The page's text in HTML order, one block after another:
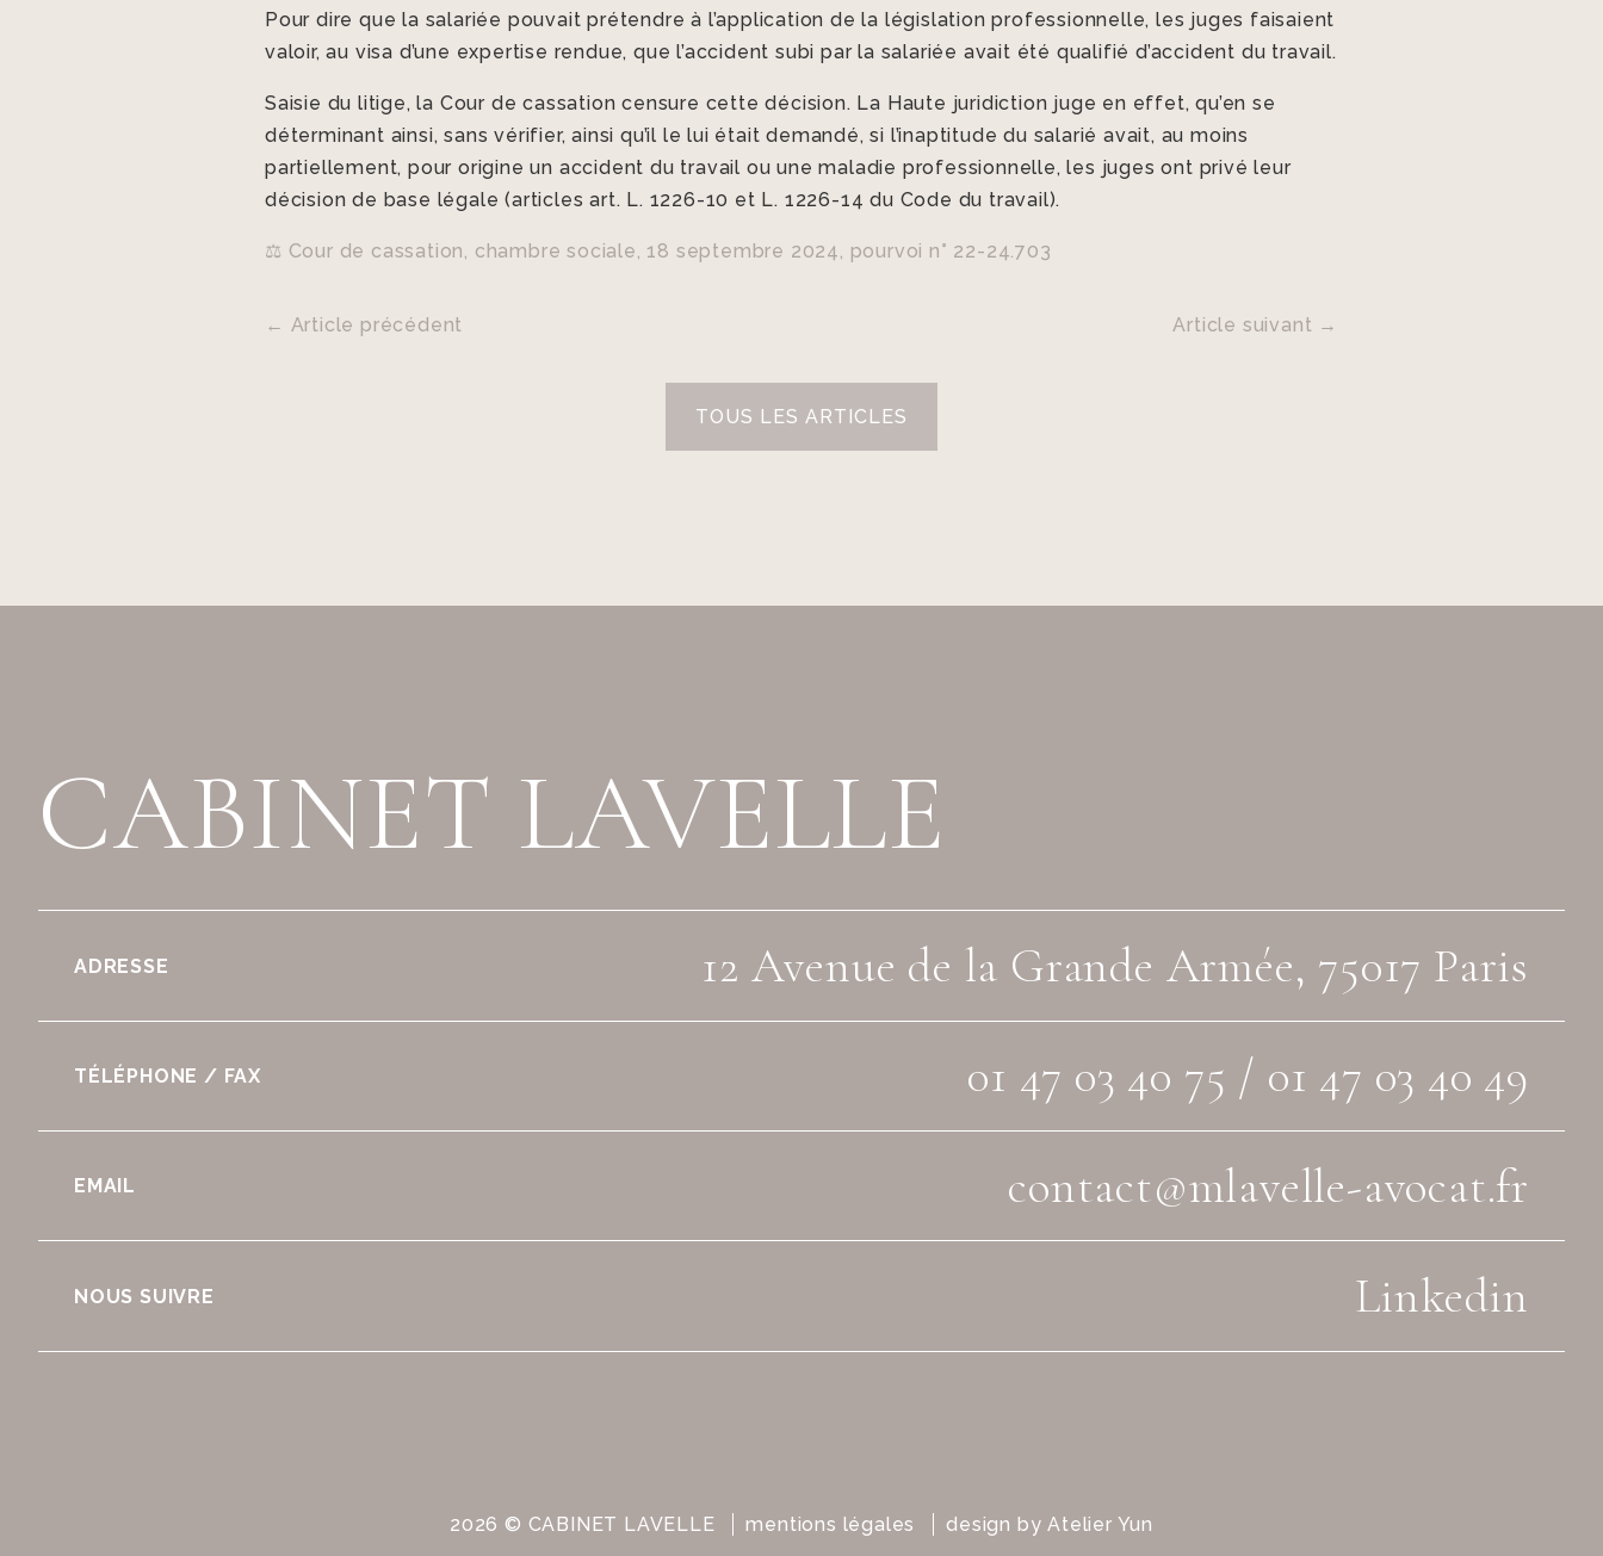
Pour dire que la salariée pouvait prétendre à l’application de la législation professionnelle, les juges faisaient
valoir, au visa d’une expertise rendue, que l’accident subi par la salariée avait été qualifié d’accident du travail.
Saisie du litige, la Cour de cassation censure cette décision. La Haute juridiction juge en effet, qu’en se
déterminant ainsi, sans vérifier, ainsi qu’il le lui était demandé, si l’inaptitude du salarié avait, au moins
partiellement, pour origine un accident du travail ou une maladie professionnelle, les juges ont privé leur
décision de base légale (articles art. L. 1226-10 et L. 1226-14 du Code du travail).
⚖️ Cour de cassation, chambre sociale, 18 septembre 2024, pourvoi n° 22-24.703
← Article précédent Article suivant →
TOUS LES ARTICLES
CABINET LAVELLE
ADRESSE 12 Avenue de la Grande Armée, 75017 Paris
TÉLÉPHONE / FAX 01 47 03 40 75 / 01 47 03 40 49
EMAIL contact@mlavelle-avocat.fr
NOUS SUIVRE Linkedin
2026 © CABINET LAVELLE mentions légales design byAtelier Yun